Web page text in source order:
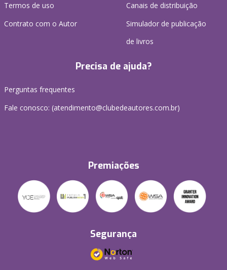
Termos de uso
Contrato com o Autor
Canais de distribuição
Simulador de publicação
de livros
Precisa de ajuda?
Perguntas frequentes
Fale conosco: (atendimento@clubedeautores.com.br)
Premiações
Segurança